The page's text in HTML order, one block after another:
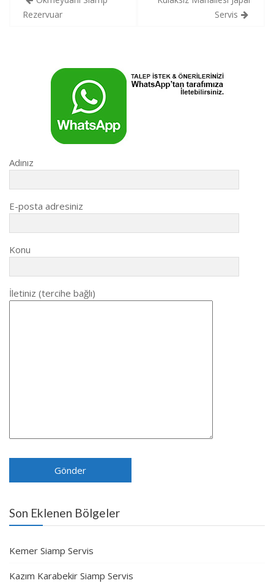
gezinmesi
Rezervuar
Servis
Adınız
E-posta adresiniz
Konu
İletiniz (tercihe bağlı)
Son Eklenen Bölgeler
Kemer Siamp Servis
Kazım Karabekir Siamp Servis